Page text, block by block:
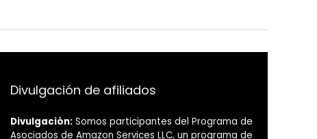
Divulgación de afiliados
Divulgación: Somos participantes del Programa de
Asociados de Amazon Services LLC, un programa de